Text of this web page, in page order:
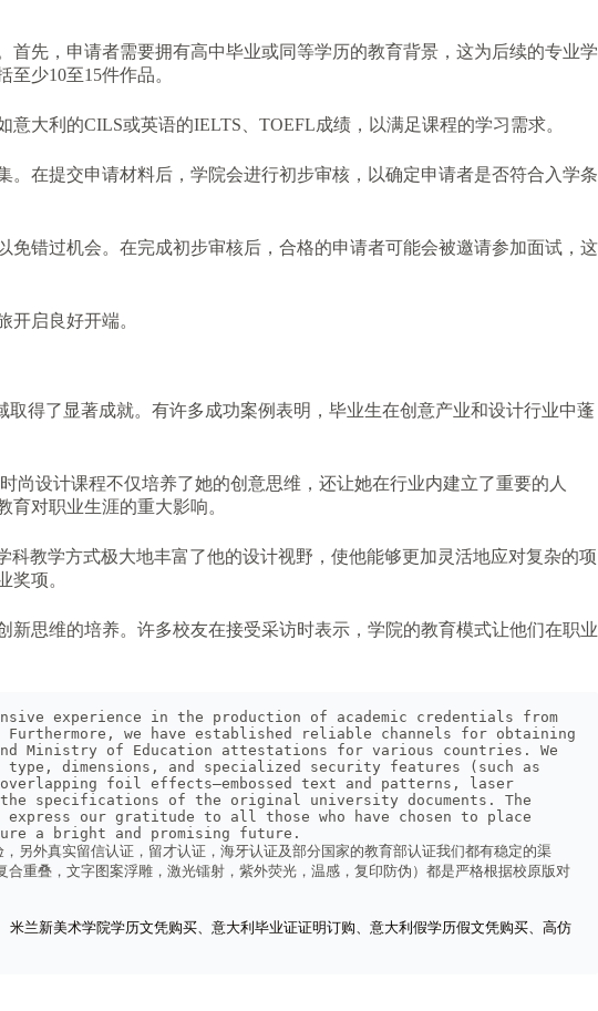
先，申请者需要拥有高中毕业或同等学历的教育背景，这为后续的专业学
少10至15件作品。
大利的CILS或英语的IELTS、TOEFL成绩，以满足课程的学习需求。
在提交申请材料后，学院会进行初步审核，以确定申请者是否符合入学条
错过机会。在完成初步审核后，合格的申请者可能会被邀请参加面试，这
启良好开端。
得了显著成就。有许多成功案例表明，毕业生在创意产业和设计行业中蓬
尚设计课程不仅培养了她的创意思维，还让她在行业内建立了重要的人
对职业生涯的重大影响。
科教学方式极大地丰富了他的设计视野，使他能够更加灵活地应对复杂的项
奖项。
思维的培养。许多校友在接受采访时表示，学院的教育模式让他们在职业
experience in the production of academic credentials from
we have established reliable channels for obtaining
of Education attestations for various countries. We
dimensions, and specialized security features (such as
foil effects—embossed text and patterns, laser
specifications of the original university documents. The
our gratitude to all those who have chosen to place
a bright and promising future.
另外真实留信认证，留才认证，海牙认证及部分国家的教育部认证我们都有稳定的渠
重叠，文字图案浮雕，激光镭射，紫外荧光，温感，复印防伪）都是严格根据校原版对
兰新美术学院学历文凭购买、意大利毕业证证明订购、意大利假学历假文凭购买、高仿